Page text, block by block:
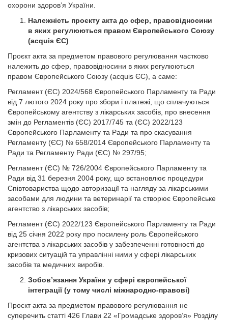
охорони здоров’я України.
Належність проєкту акта до сфер, правовідносини
в яких регулюються правом Європейського Союзу
(acquis ЄС)
Проєкт акта за предметом правового регулювання частково
належить до сфер, правовідносини в яких регулюються
правом Європейського Союзу (acquis ЄС), а саме:
Регламент (ЄС) 2024/568 Європейського Парламенту та Ради
від 7 лютого 2024 року про збори і платежі, що сплачуються
Європейському агентству з лікарських засобів, про внесення
змін до Регламентів (ЄС) 2017/745 та (ЄС) 2022/123
Європейського Парламенту та Ради та про скасування
Регламенту (ЄС) № 658/2014 Європейського Парламенту та
Ради та Регламенту Ради (ЄС) № 297/95;
Регламент (ЄС) № 726/2004 Європейського Парламенту та
Ради від 31 березня 2004 року, що встановлює процедури
Співтовариства щодо авторизації та нагляду за лікарськими
засобами для людини та ветеринарії та створює Європейське
агентство з лікарських засобів;
Регламент (ЄС) 2022/123 Європейського Парламенту та Ради
від 25 січня 2022 року про посилену роль Європейського
агентства з лікарських засобів у забезпеченні готовності до
кризових ситуацій та управлінні ними у сфері лікарських
засобів та медичних виробів.
Зобов’язання України у сфері європейської
інтеграції (у тому числі міжнародно-правові)
Проєкт акта за предметом правового регулювання не
суперечить статті 426 Глави 22 «Громадське здоров’я» Розділу